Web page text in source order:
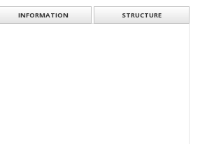
INFORMATION STRUCTURE